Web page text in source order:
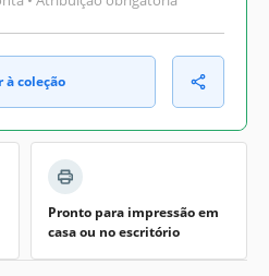
à coleção
Pronto para impressão em
casa ou no escritório